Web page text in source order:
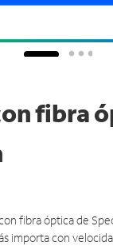
fibra
fibra óptica de
importa con